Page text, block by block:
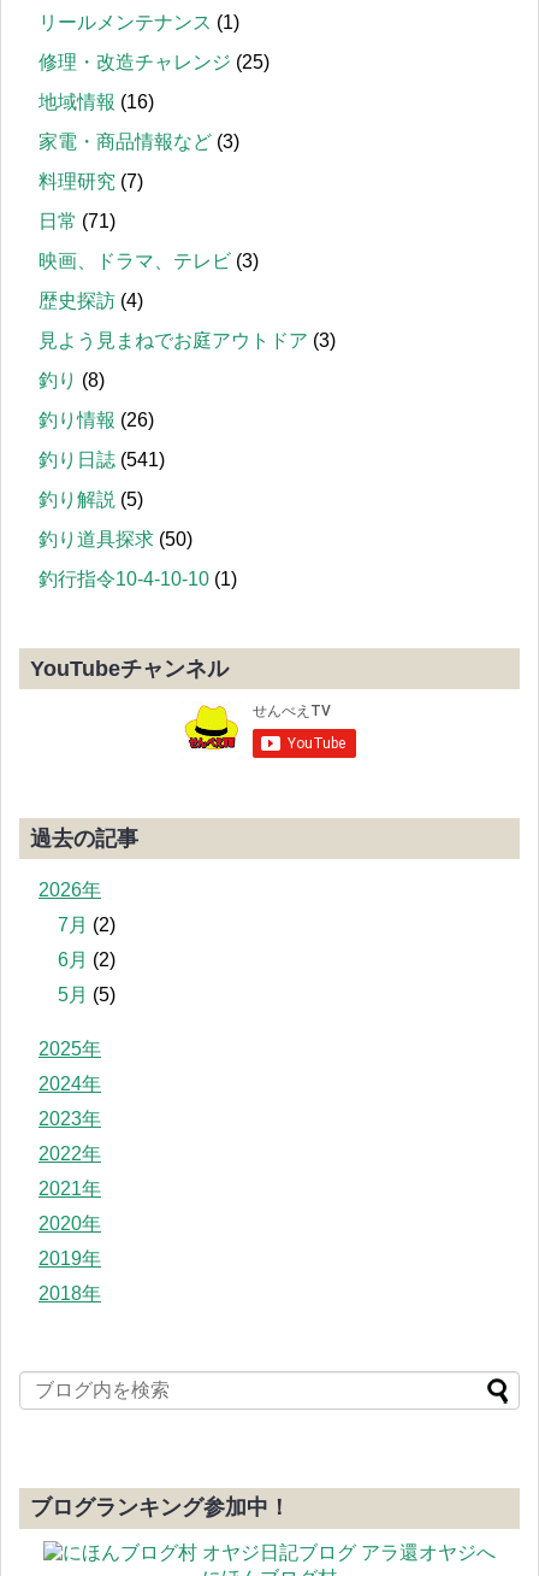
リールメンテナンス (1)
修理・改造チャレンジ (25)
地域情報 (16)
家電・商品情報など (3)
料理研究 (7)
日常 (71)
映画、ドラマ、テレビ (3)
歴史探訪 (4)
見よう見まねでお庭アウトドア (3)
釣り (8)
釣り情報 (26)
釣り日誌 (541)
釣り解説 (5)
釣り道具探求 (50)
釣行指令10-4-10-10 (1)
YouTubeチャンネル
過去の記事
2026年
7月 (2)
6月 (2)
5月 (5)
2025年
2024年
2023年
2022年
2021年
2020年
2019年
2018年
ブログランキング参加中！